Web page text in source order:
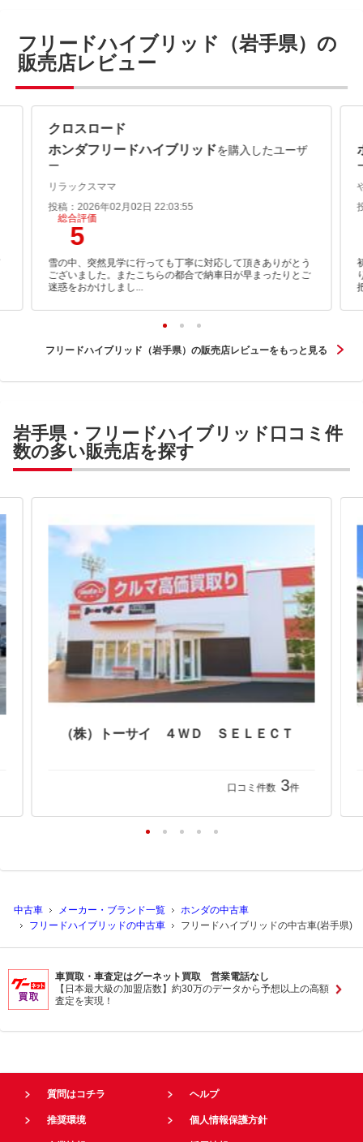
フリードハイブリッド（岩手県）の
販売店レビュー
クロスロード
ホンダフリードハイブリッドを購入したユーザ
ー
リラックスママ
投稿：2026年02月02日 22:03:55
総合評価
5
雪の中、突然見学に行っても丁寧に対応して頂きありがとう
ございました。またこちらの都合で納車日が早まったりとご
迷惑をおかけしまし...
フリードハイブリッド（岩手県）の販売店レビューをもっと見る
岩手県・フリードハイブリッド口コミ件
数の多い販売店を探す
口コミ件数 3件
中古車 メーカー・ブランド一覧
ホンダの中古車
フリードハイブリッドの中古車
フリードハイブリッドの中古車(岩手県)
車買取・車査定はグーネット買取 営業電話なし
【日本最大級の加盟店数】約30万のデータから予想以上の高額
査定を実現！
質問はコチラ ヘルプ
推奨環境 個人情報保護方針